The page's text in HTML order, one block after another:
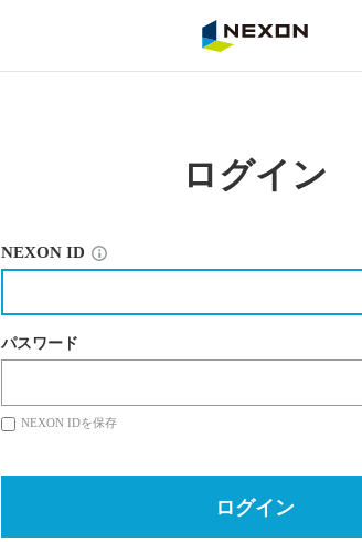
ログイン
NEXON ID
パスワード
NEXON IDを保存
ログイン